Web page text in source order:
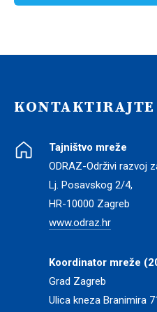
KONTAKTIRAJTE
Tajništvo mreže
ODRAZ-Održivi razvoj
Lj. Posavskog 2/4,
HR-10000 Zagreb
www.odraz.hr
Koordinator mreže
Grad Zagreb
Ulica kneza Branimira